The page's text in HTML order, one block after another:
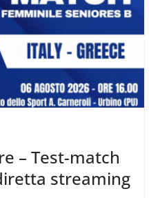
– Test-match
streaming